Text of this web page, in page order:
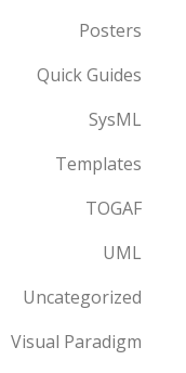
Posters
Quick Guides
SysML
Templates
TOGAF
UML
Uncategorized
Visual Paradigm